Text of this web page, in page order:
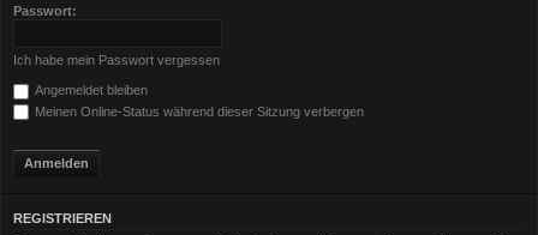
Passwort:
Ich habe mein Passwort vergessen
Angemeldet bleiben
Meinen Online-Status während dieser Sitzung verbergen
REGISTRIEREN